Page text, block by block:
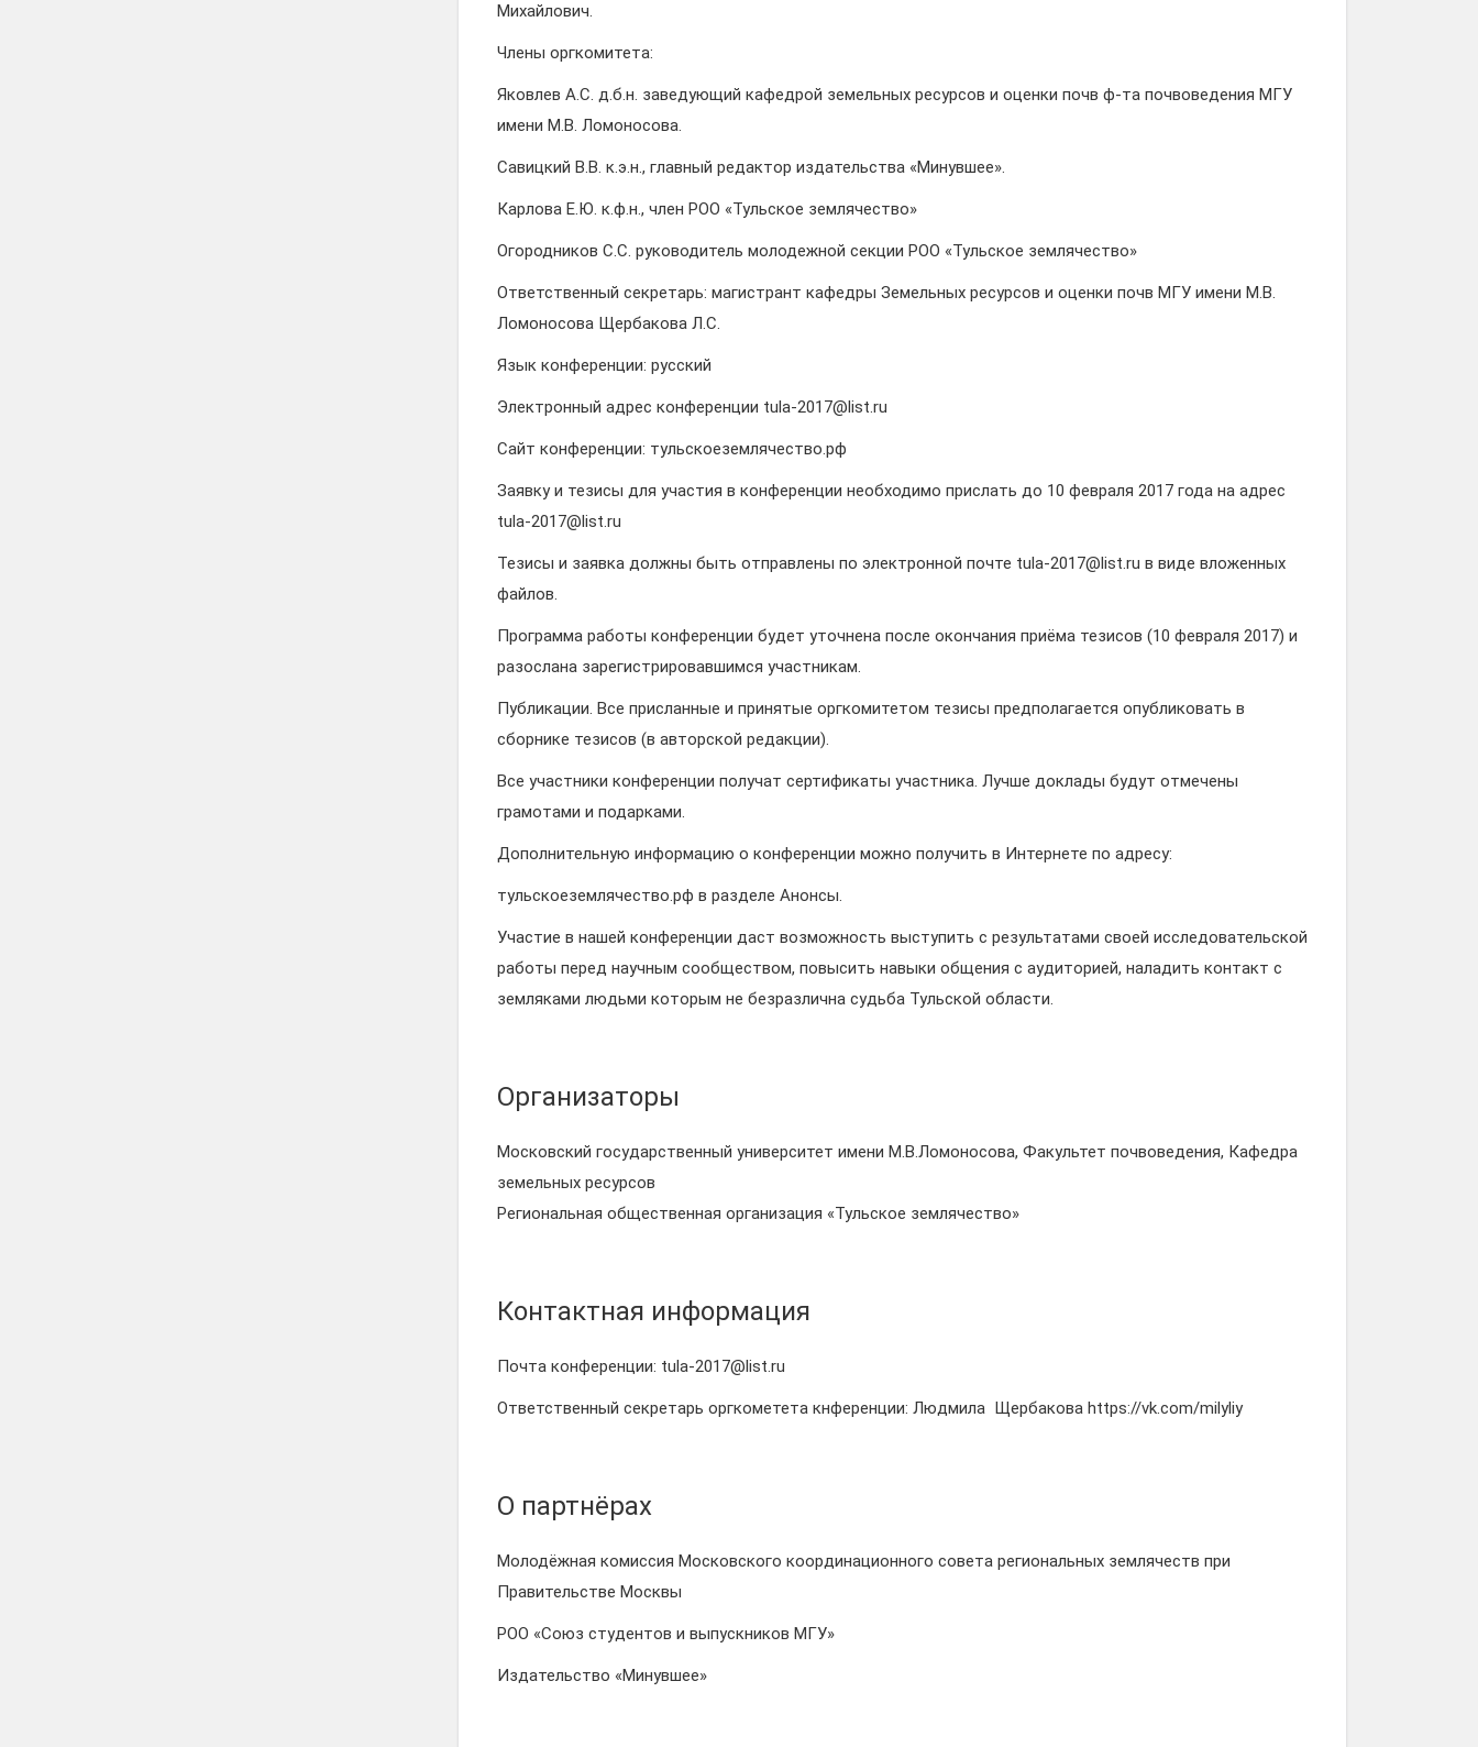
Михайлович.
Члены оргкомитета:
Яковлев А.С. д.б.н. заведующий кафедрой земельных ресурсов и оценки почв ф-та почвоведения МГУ
имени М.В. Ломоносова.
Савицкий В.В. к.э.н., главный редактор издательства «Минувшее».
Карлова Е.Ю. к.ф.н., член РОО «Тульское землячество»
Огородников С.С. руководитель молодежной секции РОО «Тульское землячество»
Ответственный секретарь: магистрант кафедры Земельных ресурсов и оценки почв МГУ имени М.В.
Ломоносова Щербакова Л.С.
Язык конференции: русский
Электронный адрес конференции tula-2017@list.ru
Сайт конференции: тульскоеземлячество.рф
Заявку и тезисы для участия в конференции необходимо прислать до 10 февраля 2017 года на адрес
tula-2017@list.ru
Тезисы и заявка должны быть отправлены по электронной почте tula-2017@list.ru в виде вложенных
файлов.
Программа работы конференции будет уточнена после окончания приёма тезисов (10 февраля 2017) и
разослана зарегистрировавшимся участникам.
Публикации. Все присланные и принятые оргкомитетом тезисы предполагается опубликовать в
сборнике тезисов (в авторской редакции).
Все участники конференции получат сертификаты участника. Лучше доклады будут отмечены
грамотами и подарками.
Дополнительную информацию о конференции можно получить в Интернете по адресу:
тульскоеземлячество.рф в разделе Анонсы.
Участие в нашей конференции даст возможность выступить с результатами своей исследовательской
работы перед научным сообществом, повысить навыки общения с аудиторией, наладить контакт с
земляками людьми которым не безразлична судьба Тульской области.
Организаторы
Московский государственный университет имени М.В.Ломоносова, Факультет почвоведения, Кафедра
земельных ресурсов
Региональная общественная организация «Тульское землячество»
Контактная информация
Почта конференции: tula-2017@list.ru
Ответственный секретарь оргкометета кнференции: Людмила Щербакова https://vk.com/milyliy
О партнёрах
Молодёжная комиссия Московского координационного совета региональных землячеств при
Правительстве Москвы
РОО «Союз студентов и выпускников МГУ»
Издательство «Минувшее»